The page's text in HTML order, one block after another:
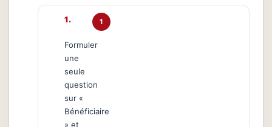
1
Formuler
une
seule
question
sur «
Bénéficiaire
» et